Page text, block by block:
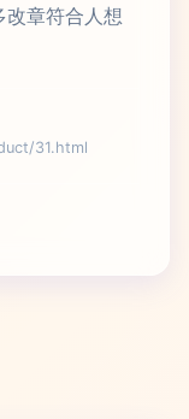
章符合人想
31.html